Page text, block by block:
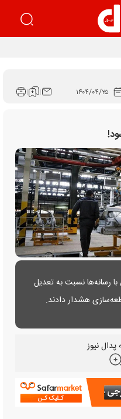
۱۴۰۴/۰۴/۲۵
رسانه‌ها نسبت به تعدیل
پدال نیوز